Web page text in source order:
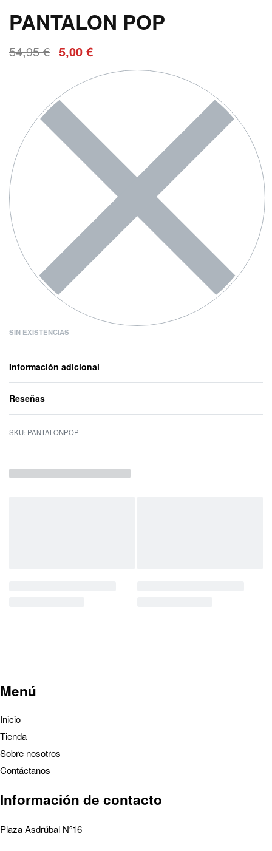
PANTALON POP
54,95€ 5,00 €
SIN EXISTENCIAS
Información adicional
Reseñas
PANTALONPOP
Menú
Inicio
Tienda
Sobre nosotros
Contáctanos
Información de contacto
Plaza Asdrúbal Nº16